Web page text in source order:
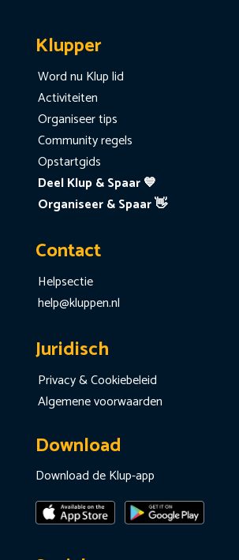
Klupper
Word nu Klup lid
Activiteiten
Organiseer tips
Community regels
Opstartgids
Deel Klup & Spaar 💙
Organiseer & Spaar 👋
Contact
Helpsectie
help@kluppen.nl
Juridisch
Privacy & Cookiebeleid
Algemene voorwaarden
Download
Download de Klup-app